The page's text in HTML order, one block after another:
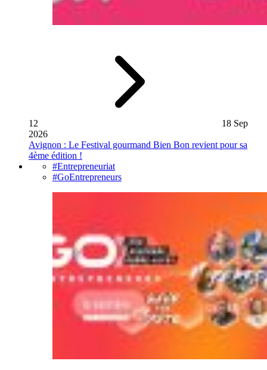
12
18 Sep
2026
Avignon : Le Festival gourmand Bien Bon revient pour sa
4ème édition !
#Entrepreneuriat
#GoEntrepreneurs